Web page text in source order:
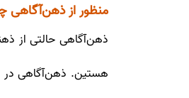
منظور از ذهن‌آگاهی
ذهن‌آگاهی حالتی از
هستین. ذهن‌آگاهی در